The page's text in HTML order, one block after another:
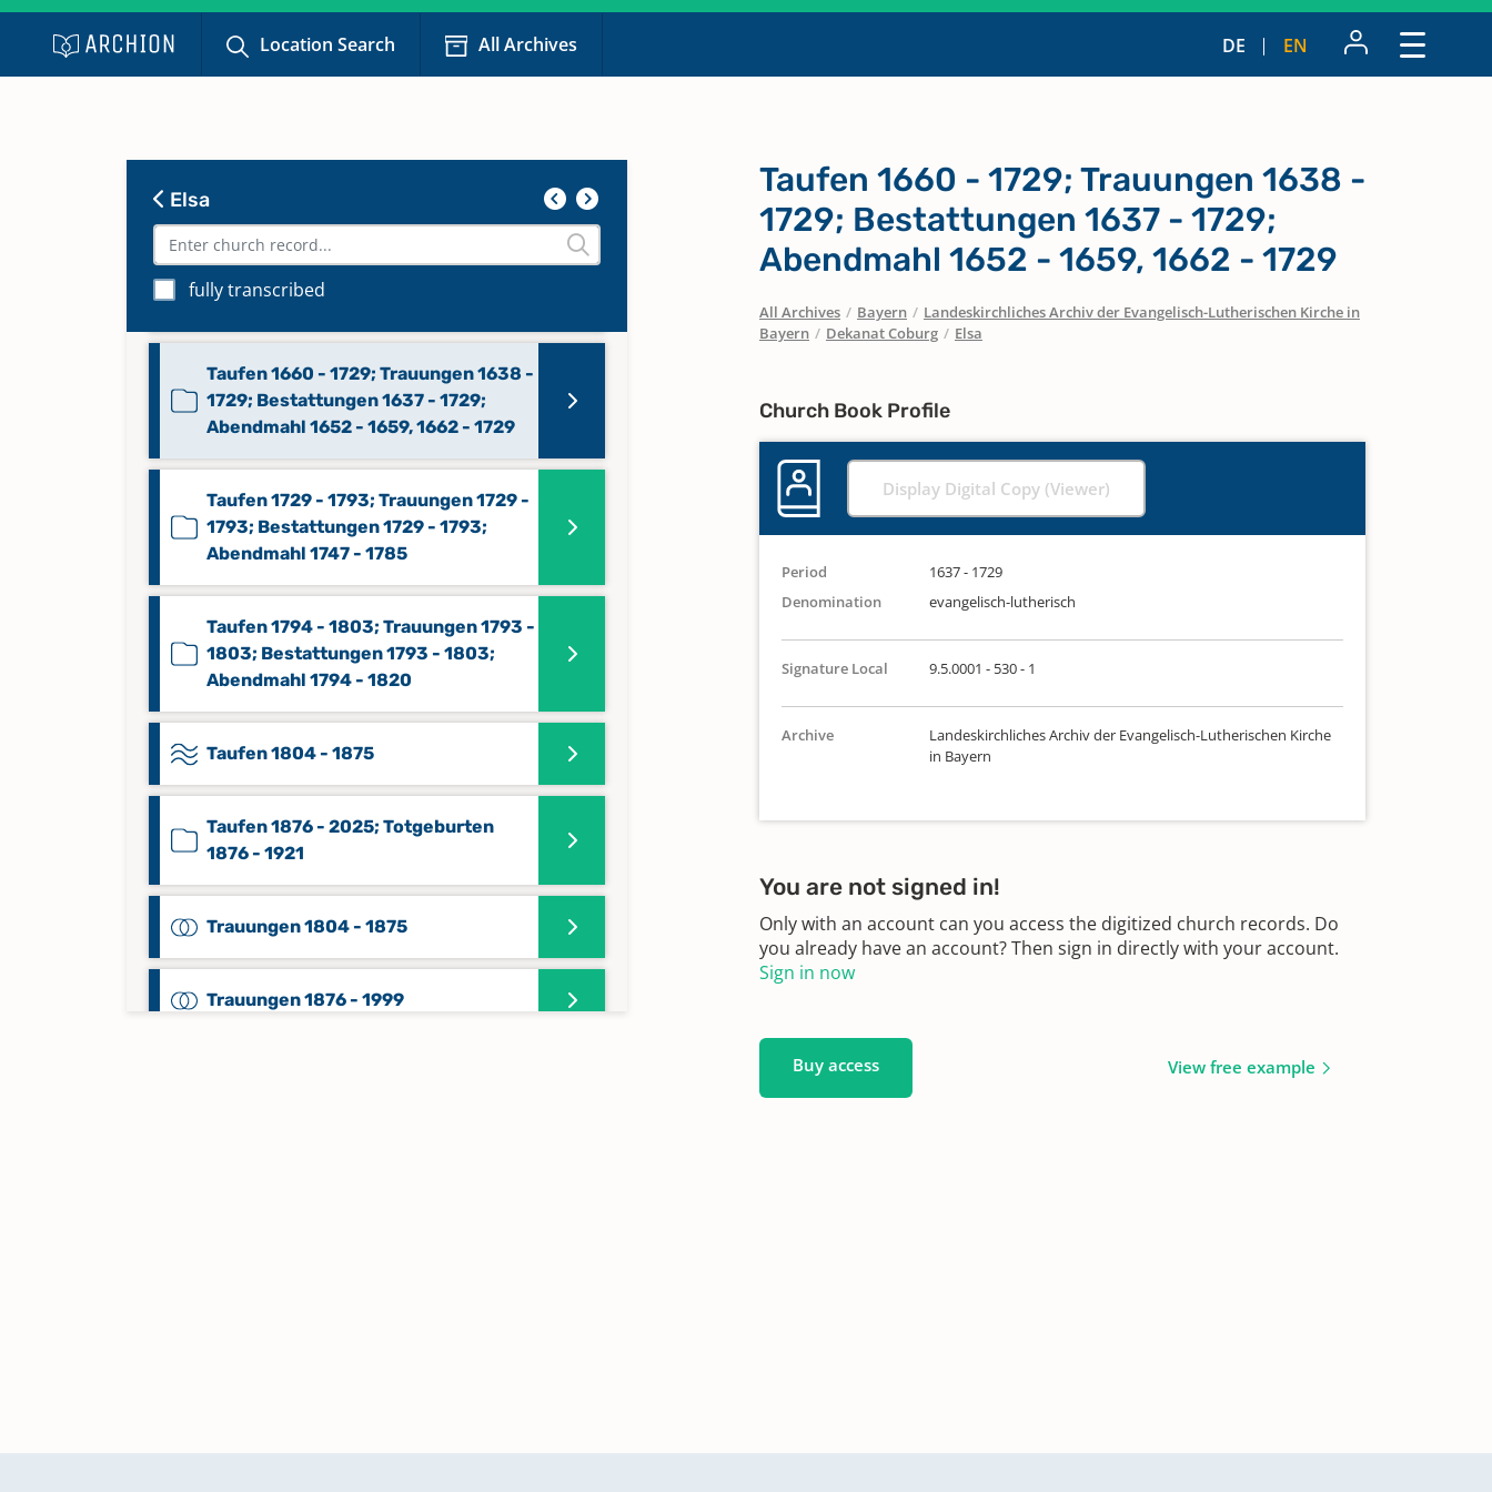
Location Search All Archives DE EN
Elsa
fully transcribed
Konfirmationen 1860 - 2022
Konfirmationen 2023 - 2025
Keine verfügbaren Digitalisate
Taufen 1660 - 1729; Trauungen 1638 -
1729; Bestattungen 1637 - 1729;
Abendmahl 1652 - 1659, 1662 - 1729
Taufen 1729 - 1793; Trauungen 1729 -
1793; Bestattungen 1729 - 1793;
Abendmahl 1747 - 1785
Taufen 1794 - 1803; Trauungen 1793 -
1803; Bestattungen 1793 - 1803;
Abendmahl 1794 - 1820
Taufen 1804 - 1875
Taufen 1876 - 2025; Totgeburten
1876 - 1921
Trauungen 1804 - 1875
Trauungen 1876 - 1999
Taufen 1660 - 1729; Trauungen 1638 -
1729; Bestattungen 1637 - 1729;
Abendmahl 1652 - 1659, 1662 - 1729
All Archives / Bayern / Landeskirchliches Archiv der Evangelisch-Lutherischen Kirche in
Bayern / Dekanat Coburg / Elsa
Church Book Profile
Display Digital Copy (Viewer)
Period
1637 - 1729
Denomination
evangelisch-lutherisch
Signature Local 9.5.0001 - 530 - 1
Archive
Landeskirchliches Archiv der Evangelisch-Lutherischen Kirche
in Bayern
You are not signed in!
Only with an account can you access the digitized church records. Do
you already have an account? Then sign in directly with your account.
Sign in now
Buy access View free example